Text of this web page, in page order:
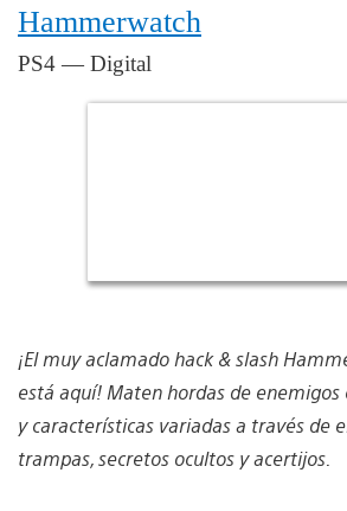
Hammerwatch
PS4 — Digital
¡El muy aclamado hack & slash
está aquí! Maten hordas de enemigos
y características variadas a través de
trampas, secretos ocultos y acertijos.